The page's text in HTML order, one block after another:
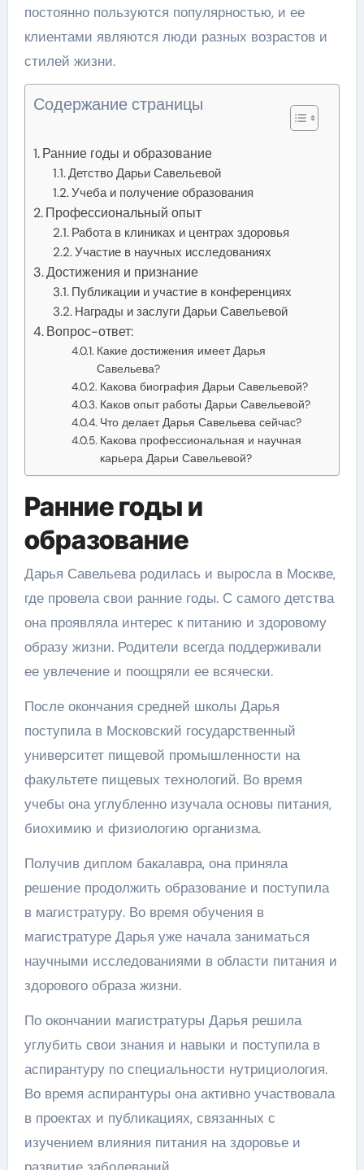
постоянно пользуются популярностью, и ее
клиентами являются люди разных возрастов и
стилей жизни.
Содержание страницы
Ранние годы и образование
Детство Дарьи Савельевой
Учеба и получение образования
Профессиональный опыт
Работа в клиниках и центрах здоровья
Участие в научных исследованиях
Достижения и признание
Публикации и участие в конференциях
Награды и заслуги Дарьи Савельевой
Вопрос-ответ:
Какие достижения имеет Дарья
Савельева?
Какова биография Дарьи Савельевой?
Каков опыт работы Дарьи Савельевой?
Что делает Дарья Савельева сейчас?
Какова профессиональная и научная
карьера Дарьи Савельевой?
Ранние годы и
образование
Дарья Савельева родилась и выросла в Москве,
где провела свои ранние годы. С самого детства
она проявляла интерес к питанию и здоровому
образу жизни. Родители всегда поддерживали
ее увлечение и поощряли ее всячески.
После окончания средней школы Дарья
поступила в Московский государственный
университет пищевой промышленности на
факультете пищевых технологий. Во время
учебы она углубленно изучала основы питания,
биохимию и физиологию организма.
Получив диплом бакалавра, она приняла
решение продолжить образование и поступила
в магистратуру. Во время обучения в
магистратуре Дарья уже начала заниматься
научными исследованиями в области питания и
здорового образа жизни.
По окончании магистратуры Дарья решила
углубить свои знания и навыки и поступила в
аспирантуру по специальности нутрициология.
Во время аспирантуры она активно участвовала
в проектах и публикациях, связанных с
изучением влияния питания на здоровье и